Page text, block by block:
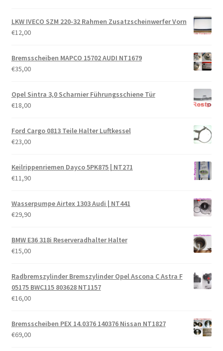
LKW IVECO SZM 220-32 Rahmen Zusatzscheinwerfer Vorn
€12,00
Bremsscheiben MAPCO 15702 AUDI NT1679
€35,00
Opel Sintra 3,0 Scharnier Führungsschiene Tür
€18,00
Ford Cargo 0813 Teile Halter Luftkessel
€23,00
Keilrippenriemen Dayco 5PK875 | NT271
€11,90
Wasserpumpe Airtex 1303 Audi | NT441
€29,90
BMW E36 318i Reserveradhalter Halter
€15,00
Radbremszylinder Bremszylinder Opel Ascona C Astra F
05175 BWC115 803628 NT1157
€16,00
Bremsscheiben PEX 14.0376 140376 Nissan NT1827
€69,00